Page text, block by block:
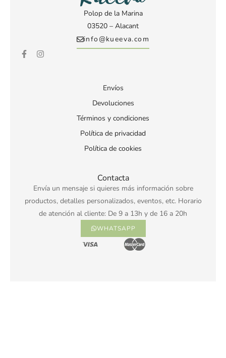
Polop de la Marina
03520 – Alacant
info@kueeva.com
Envíos
Devoluciones
Términos y condiciones
Política de privacidad
Política de cookies
Contacta
Envía un mensaje si quieres más información sobre
productos, detalles personalizados, eventos, etc. Horario
de atención al cliente: De 9 a 13h y de 16 a 20h
WHATSAPP